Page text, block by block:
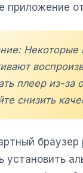
приложение
Некоторые
плеер из-за
снизить
установить